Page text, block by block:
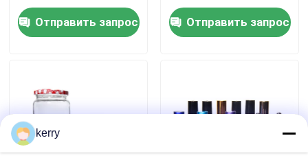
нержавеющей стали
Отправить запрос
крышкой и крышками
Отправить запрос
kerry